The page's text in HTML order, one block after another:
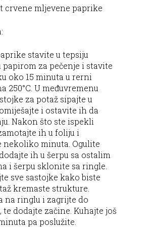
crvene mljevene paprike
stavite u tepsiju
papirom za pečenje i stavite
oko 15 minuta u rerni
250°C. U međuvremenu
za potaž sipajte u
i ostavite ih da
Nakon što ste ispekli
ih u foliju i
nekoliko minuta. Ogulite
ih u šerpu sa ostalim
i šerpu sklonite sa ringle.
sve sastojke kako biste
kremaste strukture.
na ringlu i zagrijte do
te dodajte začine. Kuhajte još
pa poslužite.